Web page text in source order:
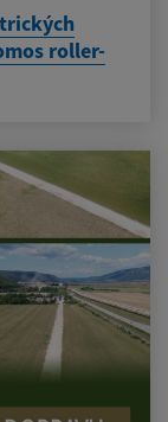
roller-